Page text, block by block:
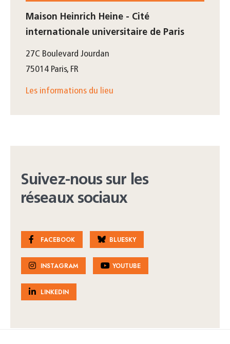
Maison Heinrich Heine - Cité
internationale universitaire de Paris
27C Boulevard Jourdan
75014 Paris, FR
Les informations du lieu
Suivez-nous sur les
réseaux sociaux
FACEBOOK BLUESKY
INSTAGRAM YOUTUBE
LINKEDIN